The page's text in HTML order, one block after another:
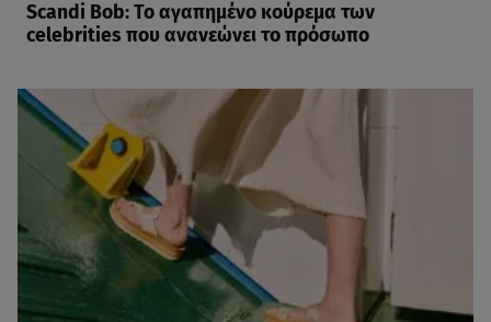
Scandi Bob: Το αγαπημένο κούρεμα των
celebrities που ανανεώνει το πρόσωπο